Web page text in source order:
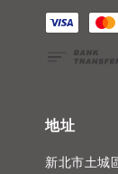
地址
新北市土城